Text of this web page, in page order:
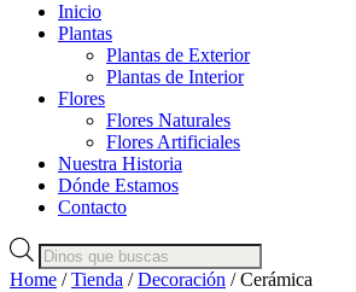
Inicio
Plantas
Plantas de Exterior
Plantas de Interior
Flores
Flores Naturales
Flores Artificiales
Nuestra Historia
Dónde Estamos
Contacto
Products
search
Home /Tienda /Decoración / Cerámica